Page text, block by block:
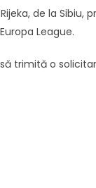
de la Sibiu,
League.
trimită o